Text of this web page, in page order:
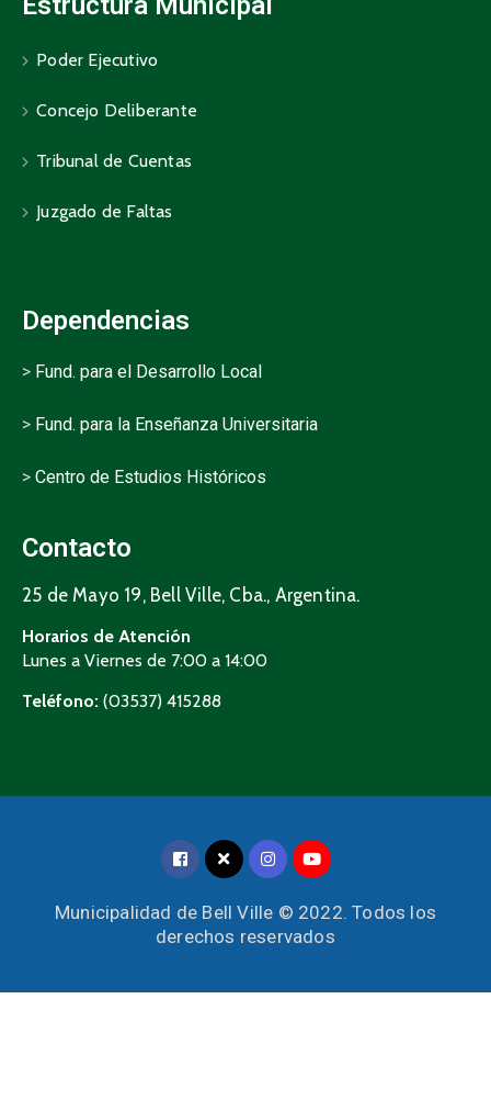
Poder Ejecutivo
Concejo Deliberante
Tribunal de Cuentas
Juzgado de Faltas
Dependencias
> Fund. para el Desarrollo Local
> Fund. para la Enseñanza Universitaria
> Centro de Estudios Históricos
Contacto
25 de Mayo 19, Bell Ville, Cba., Argentina.
Horarios de Atención
Lunes a Viernes de 7:00 a 14:00
Teléfono: (03537) 415288
Municipalidad de Bell Ville © 2022. Todos los
derechos reservados